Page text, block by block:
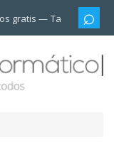
gratis Tarjetas